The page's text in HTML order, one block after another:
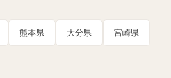
熊本県 大分県 宮崎県